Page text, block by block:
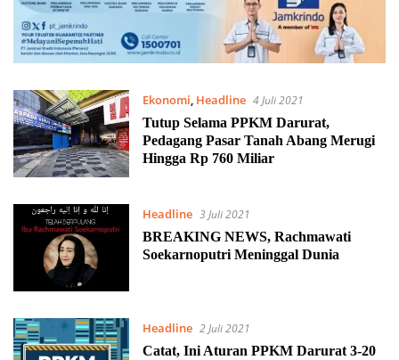
Ekonomi Headline 4 Juli 2021
Tutup Selama PPKM Darurat,
Pedagang Pasar Tanah Abang Merugi
Hingga Rp 760 Miliar
Headline 3 Juli 2021
BREAKING NEWS, Rachmawati
Soekarnoputri Meninggal Dunia
Headline 2 Juli 2021
Catat, Ini Aturan PPKM Darurat 3-20